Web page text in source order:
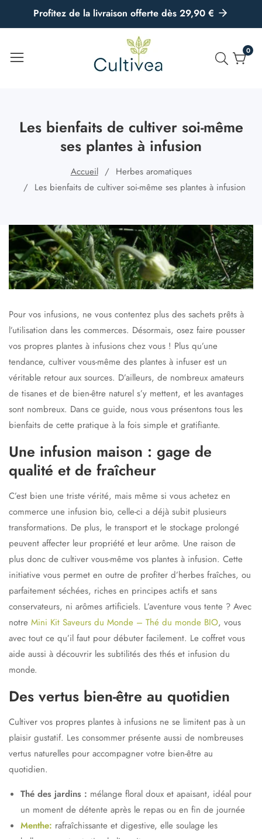
Profitez de la livraison offerte dès 29,90 €
00
Les bienfaits de cultiver soi-même
ses plantes à infusion
Accueil
Herbes aromatiques
Les bienfaits de cultiver soi-même ses plantes à infusion
Pour vos infusions, ne vous contentez plus des sachets prêts à
l’utilisation dans les commerces. Désormais, osez faire pousser
vos propres plantes à infusions chez vous ! Plus qu’une
tendance, cultiver vous-même des plantes à infuser est un
véritable retour aux sources. D’ailleurs, de nombreux amateurs
de tisanes et de bien-être naturel s’y mettent, et les avantages
sont nombreux. Dans ce guide, nous vous présentons tous les
bienfaits de cette pratique à la fois simple et gratifiante.
Une infusion maison : gage de
qualité et de fraîcheur
C’est bien une triste vérité, mais même si vous achetez en
commerce une infusion bio, celle-ci a déjà subit plusieurs
transformations. De plus, le transport et le stockage prolongé
peuvent affecter leur propriété et leur arôme. Une raison de
plus donc de cultiver vous-même vos plantes à infusion. Cette
initiative vous permet en outre de profiter d’herbes fraîches, ou
parfaitement séchées, riches en principes actifs et sans
conservateurs, ni arômes artificiels. L’aventure vous tente ? Avec
notre Mini Kit Saveurs du Monde – Thé du monde BIO, vous
avec tout ce qu’il faut pour débuter facilement. Le coffret vous
aide aussi à découvrir les subtilités des thés et infusion du
monde.
Des vertus bien-être au quotidien
Cultiver vos propres plantes à infusions ne se limitent pas à un
plaisir gustatif. Les consommer présente aussi de nombreuses
vertus naturelles pour accompagner votre bien-être au
quotidien.
Thé des jardins : mélange floral doux et apaisant, idéal pour
un moment de détente après le repas ou en fin de journée
Menthe: rafraîchissante et digestive, elle soulage les